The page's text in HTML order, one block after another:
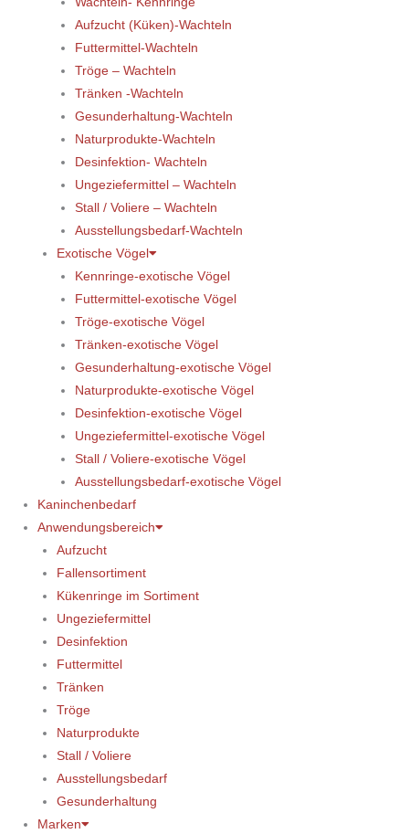
Aufzucht (Küken)-Wachteln
Futtermittel-Wachteln
Tröge – Wachteln
Tränken -Wachteln
Gesunderhaltung-Wachteln
Naturprodukte-Wachteln
Desinfektion- Wachteln
Ungeziefermittel – Wachteln
Stall / Voliere – Wachteln
Ausstellungsbedarf-Wachteln
Exotische Vögel
Kennringe-exotische Vögel
Futtermittel-exotische Vögel
Tröge-exotische Vögel
Tränken-exotische Vögel
Gesunderhaltung-exotische Vögel
Naturprodukte-exotische Vögel
Desinfektion-exotische Vögel
Ungeziefermittel-exotische Vögel
Stall / Voliere-exotische Vögel
Ausstellungsbedarf-exotische Vögel
Kaninchenbedarf
Anwendungsbereich
Aufzucht
Fallensortiment
Kükenringe im Sortiment
Ungeziefermittel
Desinfektion
Futtermittel
Tränken
Tröge
Naturprodukte
Stall / Voliere
Ausstellungsbedarf
Gesunderhaltung
Marken